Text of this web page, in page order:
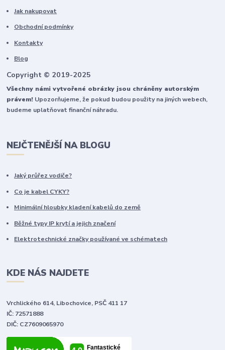
Jak nakupovat
Obchodní podmínky
Kontakty
Blog
Copyright © 2019-2025
Všechny námi vytvořené obrázky jsou chráněny autorským
právem! Upozorňujeme, že pokud budou použity na jiných webech,
budeme uplatňovat finanční náhradu.
NEJČTENĚJŠÍ NA BLOGU
Jaký průřez vodiče?
Co je kabel CYKY?
Minimální hloubky kladení kabelů do země
Běžné typy IP krytí a jejich značení
Elektrotechnické značky používané ve schématech
KDE NÁS NAJDETE
Vrchlického 614, Libochovice, PSČ 411 17
IČ: 72571888
DIČ: CZ7609065970